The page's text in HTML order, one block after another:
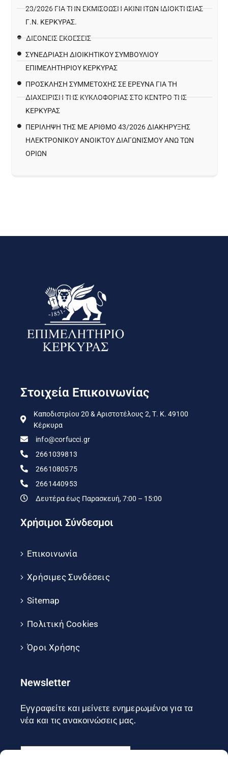
23/2026 ΓΙΑ ΤΗΝ ΕΚΜΊΣΘΩΣΗ ΑΚΙΝΉΤΩΝ ΙΔΙΟΚΤΗΣΊΑΣ
Γ.Ν. ΚΈΡΚΥΡΑΣ.
ΔΙΕΘΝΕΙΣ ΕΚΘΕΣΕΙΣ
ΣΥΝΕΔΡΙΑΣΗ ΔΙΟΙΚΗΤΙΚΟΥ ΣΥΜΒΟΥΛΙΟΥ
ΕΠΙΜΕΛΗΤΗΡΙΟΥ ΚΕΡΚΥΡΑΣ
ΠΡΌΣΚΛΗΣΗ ΣΥΜΜΕΤΟΧΉΣ ΣΕ ΈΡΕΥΝΑ ΓΙΑ ΤΗ
ΔΙΑΧΕΊΡΙΣΗ ΤΗΣ ΚΥΚΛΟΦΟΡΊΑΣ ΣΤΟ ΚΈΝΤΡΟ ΤΗΣ
ΚΈΡΚΥΡΑΣ
ΠΕΡΙΛΗΨΗ ΤΗΣ ΜΕ ΑΡΙΘΜΟ 43/2026 ΔΙΑΚΗΡΥΞΗΣ
ΗΛΕΚΤΡΟΝΙΚΟΥ ΑΝΟΙΚΤΟΥ ΔΙΑΓΩΝΙΣΜΟΥ ΑΝΩ ΤΩΝ
ΟΡΙΩΝ
Στοιχεία Επικοινωνίας
Καποδιστρίου 20 & Αριστοτέλους 2, Τ. Κ. 49100
Κέρκυρα
info@corfucci.gr
2661039813
2661080575
2661440953
Δευτέρα έως Παρασκευή, 7:00 – 15:00
Χρήσιμοι Σύνδεσμοι
Επικοινωνία
Χρήσιμες Συνδέσεις
Sitemap
Πολιτική Cookies
Όροι Χρήσης
Newsletter
Εγγραφείτε και μείνετε ενημερωμένοι για τα
νέα και τις ανακοινώσεις μας.